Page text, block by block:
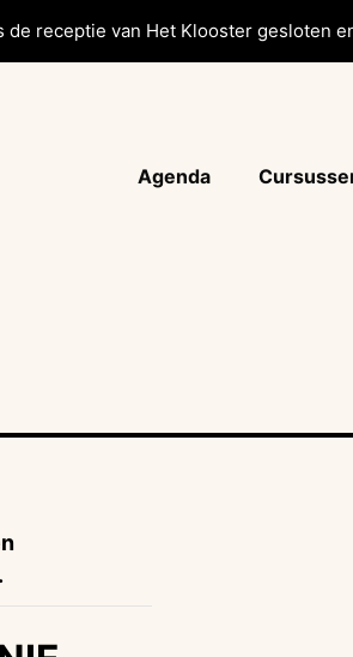
de receptie van Het Klooster gesloten
Agenda